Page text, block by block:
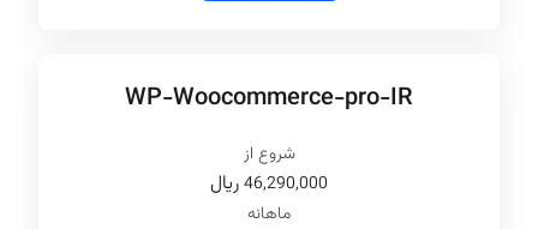
WP-Woocommerce-pro-IR
شروع از
46,290,000ريال
ماهانه